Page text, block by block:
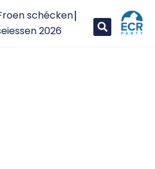
schécken
2026